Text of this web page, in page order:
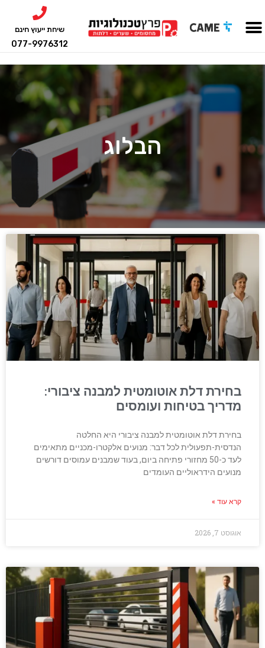
שיחת ייעוץ חינם
077-9976312
הבלוג
בחירת דלת אוטומטית למבנה ציבורי:
מדריך בטיחות ועומסים
בחירת דלת אוטומטית למבנה ציבורי היא החלטה
הנדסית-תפעולית לכל דבר: מנועים אלקטרו-מכניים מתאימים
לעד כ-50 מחזורי פתיחה ביום, בעוד שמבנים עמוסים דורשים
מנועים הידראוליים העומדים
קרא עוד »
אוגוסט 7, 2026